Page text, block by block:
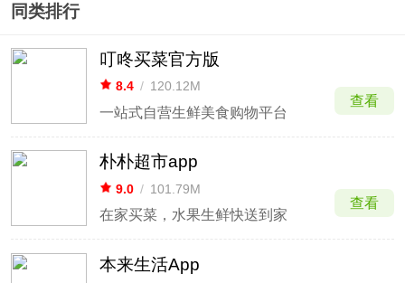
同类排行
叮咚买菜官方版
8.4 / 120.12M
一站式自营生鲜美食购物平台
查看
朴朴超市app
9.0 / 101.79M
在家买菜，水果生鲜快送到家
查看
本来生活App